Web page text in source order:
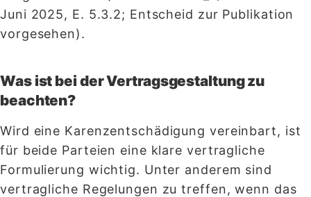
Juni 2025, E. 5.3.2; Entscheid zur Publikation
vorgesehen).
Was ist bei der Vertragsgestaltung zu
beachten?
Wird eine Karenzentschädigung vereinbart, ist
für beide Parteien eine klare vertragliche
Formulierung wichtig. Unter anderem sind
vertragliche Regelungen zu treffen, wenn das